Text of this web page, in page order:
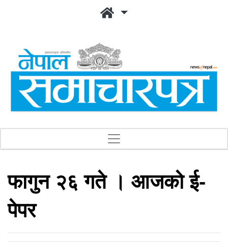
फागुन २६ गते । आजको ई-
पेपर